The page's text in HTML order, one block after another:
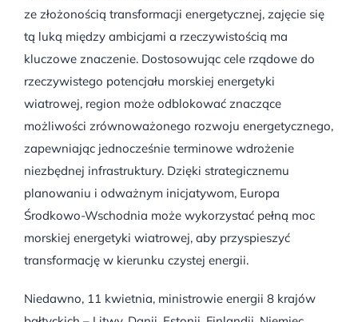
ze złożonością transformacji energetycznej, zajęcie się
tą luką między ambicjami a rzeczywistością ma
kluczowe znaczenie. Dostosowując cele rządowe do
rzeczywistego potencjału morskiej energetyki
wiatrowej, region może odblokować znaczące
możliwości zrównoważonego rozwoju energetycznego,
zapewniając jednocześnie terminowe wdrożenie
niezbędnej infrastruktury. Dzięki strategicznemu
planowaniu i odważnym inicjatywom, Europa
Środkowo-Wschodnia może wykorzystać pełną moc
morskiej energetyki wiatrowej, aby przyspieszyć
transformację w kierunku czystej energii.
Niedawno, 11 kwietnia, ministrowie energii 8 krajów